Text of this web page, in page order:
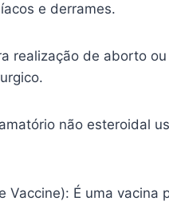
e derrames.
realização de aborto
não esteroidal
Vaccine): É uma vacina